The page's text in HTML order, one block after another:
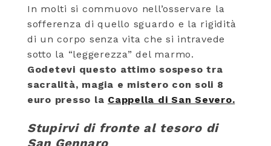
In molti si commuovo nell’osservare la
sofferenza di quello sguardo e la rigidità
di un corpo senza vita che si intravede
sotto la “leggerezza” del marmo.
Godetevi questo attimo sospeso tra
sacralità, magia e mistero con soli 8
euro presso la Cappella di San Severo.
Stupirvi di fronte al tesoro di
San Gennaro